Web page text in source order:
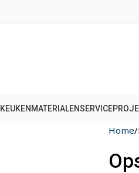
KEUKENMATERIALENSERVICE
Home